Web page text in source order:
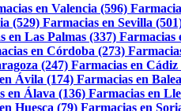
en Valencia (596)
(529) Farmacias en Sevilla
en Las Palmas (337) Farmacias
en Córdoba (273)
(247) Farmacias en Cádiz
Ávila (174) Farmacias en
en Álava (136) Farmacias en
Huesca (79) Farmacias en